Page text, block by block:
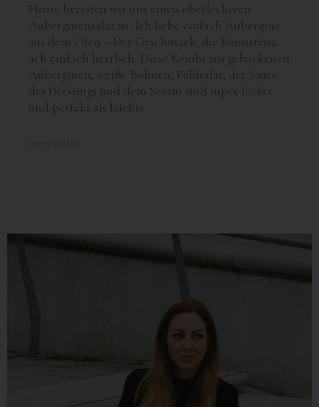
Heute bereiten wir uns einen oberleckeren
Auberginensalat zu. Ich liebe einfach Aubergine
aus dem Ofen – Der Geschmack, die Konsistenz…
ach einfach herrlich. Diese Kombi aus gebackenen
Auberginen, weiße Bohnen, Feldsalat, der Säure
des Dressings und dem Sesam sind super lecker
und perfekt als leichte
WEITERLESEN >>